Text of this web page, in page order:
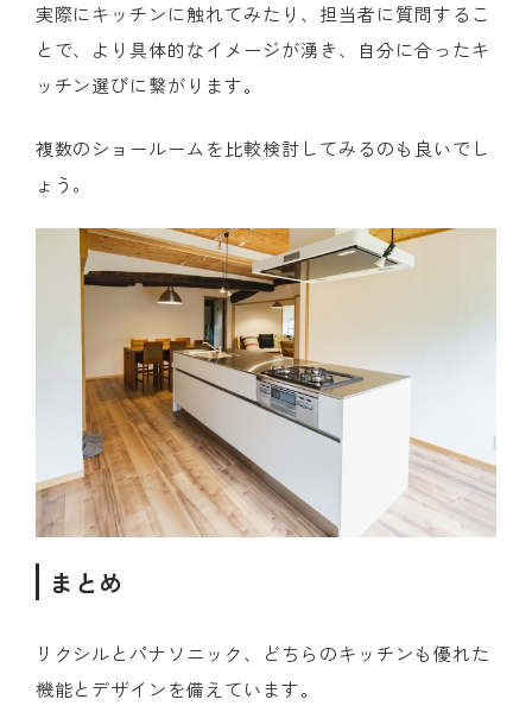
実際にキッチンに触れてみたり、担当者に質問するこ
とで、より具体的なイメージが湧き、自分に合ったキ
ッチン選びに繋がります。
複数のショールームを比較検討してみるのも良いでし
ょう。
まとめ
リクシルとパナソニック、どちらのキッチンも優れた
機能とデザインを備えています。